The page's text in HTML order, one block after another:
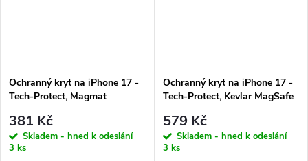
Ochranný kryt na iPhone 17 -
Tech-Protect, Magmat
381 Kč
Skladem - hned k odeslání
3 ks
Ochranný kryt na iPhone 17 -
Tech-Protect, Kevlar MagSafe
579 Kč
Skladem - hned k odeslání
3 ks